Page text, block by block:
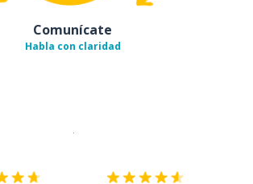
Comunícate
Habla con claridad